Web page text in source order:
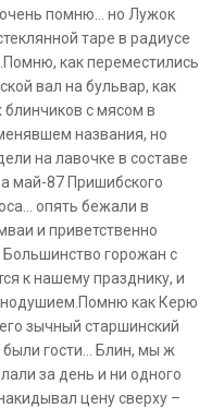
помню… но Лужок
таре в радиусе
как переместились
вал на бульвар, как
блинчиков с мясом в
названия, но
на лавочке в составе
май-87 Пришибского
опять бежали в
и приветственно
горожан с
к нашему празднику, и
как Керю
зычный старшинский
были гости… Блин, мы ж
за день и ни одного
цену сверху –